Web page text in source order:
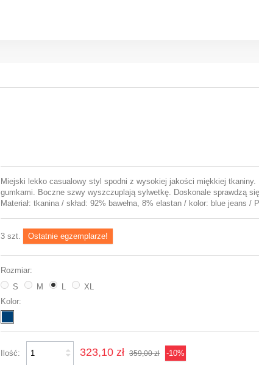
Miejski lekko casualowy styl spodni z wysokiej jakości miękkiej
gumkami. Boczne szwy wyszczuplają sylwetkę. Doskonale sprawdzą
Materiał: tkanina / skład: 92% bawełna, 8% elastan / kolor: blue jeans /
3 szt. Ostatnie egzemplarze!
Rozmiar:
S
M L
XL
Kolor:
Ilość: 323,10 zł 359,00 zł -10%